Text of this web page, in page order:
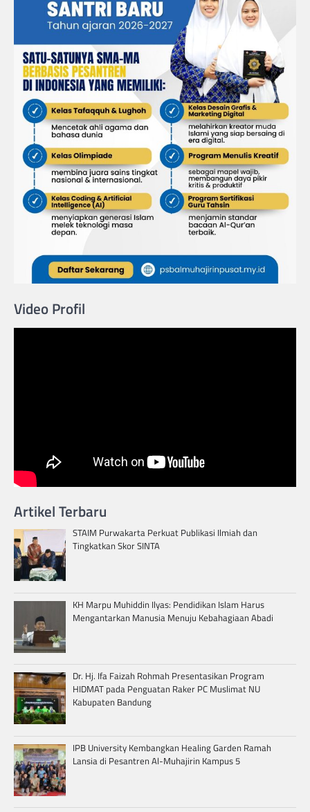
Video Profil
Artikel Terbaru
STAIM Purwakarta Perkuat Publikasi Ilmiah dan
Tingkatkan Skor SINTA
KH Marpu Muhiddin Ilyas: Pendidikan Islam Harus
Mengantarkan Manusia Menuju Kebahagiaan Abadi
Dr. Hj. Ifa Faizah Rohmah Presentasikan Program
HIDMAT pada Penguatan Raker PC Muslimat NU
Kabupaten Bandung
IPB University Kembangkan Healing Garden Ramah
Lansia di Pesantren Al-Muhajirin Kampus 5